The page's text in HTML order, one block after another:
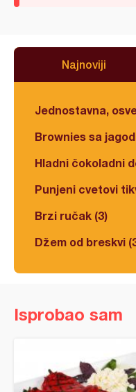
Najnoviji
Jednostavna,
Brownies sa
Hladni čokoladni
Punjeni cvetovi
Brzi ručak (3)
Džem od breskvi
Isprobao sam